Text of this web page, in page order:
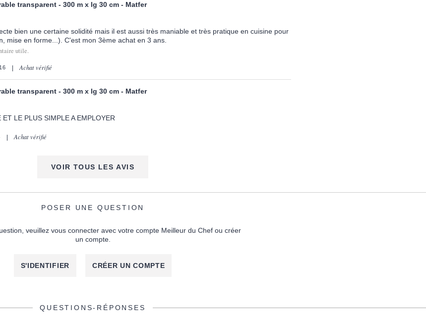
transparent - 300 m x lg 30 cm - Matfer
bien une certaine solidité mais il est aussi très maniable et très pratique en cuisine pour
mise en forme...). C'est mon 3ème achat en 3 ans.
utile.
Achat vérifié
transparent - 300 m x lg 30 cm - Matfer
LE PLUS SIMPLE A EMPLOYER
Achat vérifié
VOIR TOUS LES AVIS
POSER UNE QUESTION
veuillez vous connecter avec votre compte Meilleur du Chef ou créer
un compte.
S'IDENTIFIER CRÉER UN COMPTE
QUESTIONS-RÉPONSES